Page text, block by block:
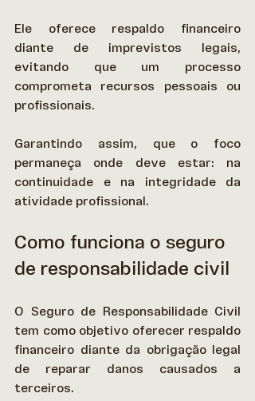
Ele oferece respaldo financeiro
diante de imprevistos legais,
evitando que um processo
comprometa recursos pessoais ou
profissionais.
Garantindo assim, que o foco
permaneça onde deve estar: na
continuidade e na integridade da
atividade profissional.
Como funciona o seguro
de responsabilidade civil
O Seguro de Responsabilidade Civil
tem como objetivo oferecer respaldo
financeiro diante da obrigação legal
de reparar danos causados a
terceiros.